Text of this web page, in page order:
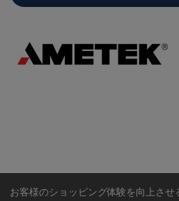
お客様のショッピング体験を向上さ